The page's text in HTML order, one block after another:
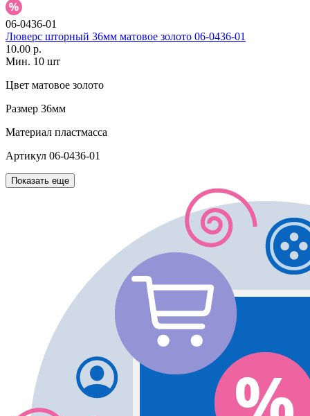
06-0436-01
Люверс шторный 36мм матовое золото 06-0436-01
10.00 р.
Мин. 10 шт
Цвет матовое золото
Размер 36мм
Материал пластмасса
Артикул 06-0436-01
Показать еще